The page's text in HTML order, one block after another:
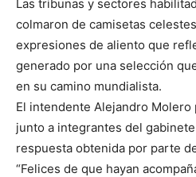
Las tribunas y sectores
colmaron de camisetas
expresiones de aliento que
generado por una selección
en su camino mundialista.
El intendente Alejandro
junto a integrantes del
respuesta obtenida por parte
“Felices de que hayan